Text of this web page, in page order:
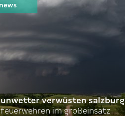
unwetter verwüsten salzburg
feuerwehren im großeinsatz